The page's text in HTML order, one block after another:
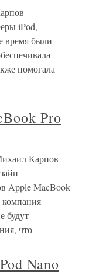
iPod,
время были
помогала
Pro
Карпов
Apple MacBook
компания
будут
что
Nano